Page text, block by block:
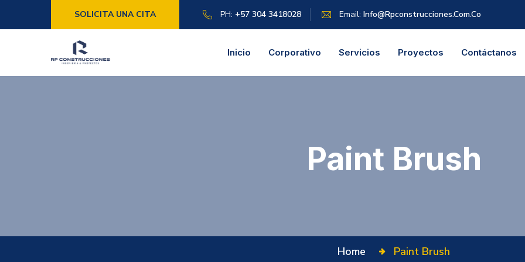
SOLICITA UNA CITA PH: +57 304 3418028 Email: Info@rpconstrucciones.com.co
Inicio Corporativo Servicios Proyectos Contáctanos
Paint Brush
Home Paint Brush